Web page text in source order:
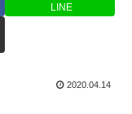
LINE
2020.04.14